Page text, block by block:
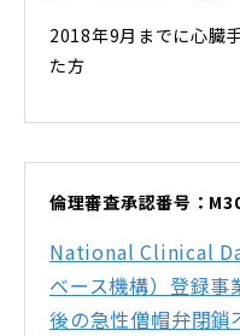
2018年9月までに心臓
た方
倫理審査承認番号：
National Clinical
ベース機構）登録
後の急性僧帽弁閉鎖